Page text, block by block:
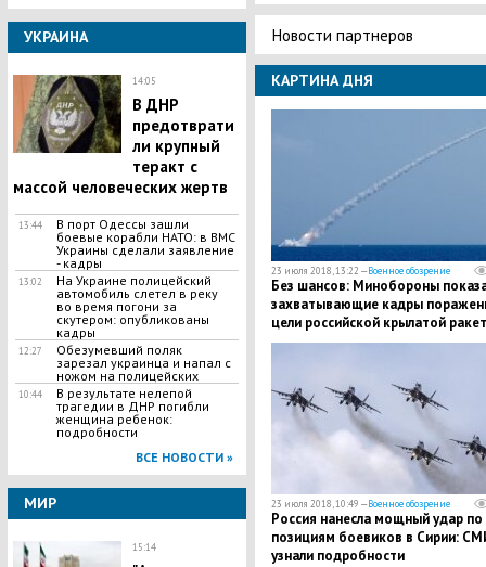
УКРАИНА
14:05
В ДНР
предотврати
ли крупный
теракт с
массой человеческих жертв
13:44
В порт Одессы зашли
боевые корабли НАТО: в ВМС
Украины сделали заявление
- кадры
13:02
На Украине полицейский
автомобиль слетел в реку
во время погони за
скутером: опубликованы
кадры
12:27
Обезумевший поляк
зарезал украинца и напал с
ножом на полицейских
10:44
В результате нелепой
трагедии в ДНР погибли
женщина ребенок:
подробности
ВСЕ НОВОСТИ »
МИР
15:14
Новости партнеров
КАРТИНА ДНЯ
23 июля 2018, 13:22 —Военное обозрение
Без шансов: Минобороны
захватывающие кадры
цели российской крылатой
с атомной подлодки “Томск”
23 июля 2018, 10:49 —Военное обозрение
Россия нанесла мощный удар по
позициям боевиков в Сирии:
узнали подробности